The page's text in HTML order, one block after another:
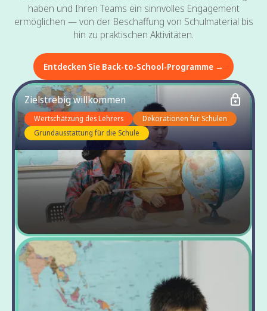
haben und Ihren Teams ein sinnvolles Engagement
ermöglichen — von der Beschaffung von Schulmaterial bis
hin zu praktischen Aktivitäten.
Entdecken Sie Back-to-School-Programme →
Zielstrebig willkommen
Wertschätzung des Lehrers
Dekorationen für Schulen
Grundausstattung für die Schule